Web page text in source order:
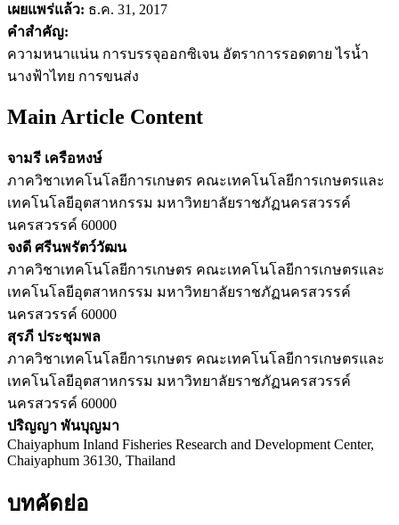
เผยแพร่แล้ว: ธ.ค. 31, 2017
คำสำคัญ:
ความหนาแน่น การบรรจุออกซิเจน อัตราการรอดตาย ไรน้ำ
นางฟ้าไทย การขนส่ง
Main Article Content
จามรี เครือหงษ์
ภาควิชาเทคโนโลยีการเกษตร คณะเทคโนโลยีการเกษตรและ
เทคโนโลยีอุตสาหกรรม มหาวิทยาลัยราชภัฏนครสวรรค์
นครสวรรค์ 60000
จงดี ศรีนพรัตว์วัฒน
ภาควิชาเทคโนโลยีการเกษตร คณะเทคโนโลยีการเกษตรและ
เทคโนโลยีอุตสาหกรรม มหาวิทยาลัยราชภัฏนครสวรรค์
นครสวรรค์ 60000
สุรภี ประชุมพล
ภาควิชาเทคโนโลยีการเกษตร คณะเทคโนโลยีการเกษตรและ
เทคโนโลยีอุตสาหกรรม มหาวิทยาลัยราชภัฏนครสวรรค์
นครสวรรค์ 60000
ปริญญา พันบุญมา
Chaiyaphum Inland Fisheries Research and Development Center,
Chaiyaphum 36130, Thailand
บทคัดย่อ